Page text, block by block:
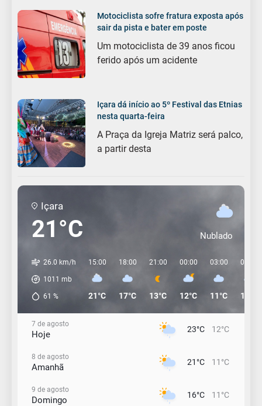
Motociclista sofre fratura exposta após
sair da pista e bater em poste
Um motociclista de 39 anos ficou
ferido após um acidente
Içara dá início ao 5º Festival das Etnias
nesta quarta-feira
A Praça da Igreja Matriz será palco,
a partir desta
Içara
21°C Nublado
26.0 km/h
1011 mb
61 %
15:00
21°C
18:00
17°C
21:00
13°C
00:00
12°C
03:00
11°C
06:00
12°C
7 de agosto
Hoje 23°C 12°C
8 de agosto
Amanhã 21°C 11°C
9 de agosto
Domingo 16°C 11°C